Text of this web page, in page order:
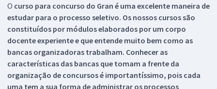
O curso para concurso do Gran é uma excelente maneira de
estudar para o processo seletivo. Os nossos cursos são
constituídos por módulos elaborados por um corpo
docente experiente e que entende muito bem como as
bancas organizadoras trabalham. Conhecer as
características das bancas que tomam a frente da
organização de concursos é importantíssimo, pois cada
uma tem a sua forma de administrar os processos